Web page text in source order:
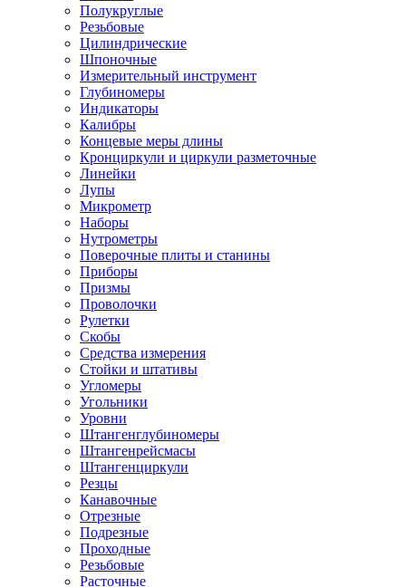
Полукруглые
Резьбовые
Цилиндрические
Шпоночные
Измерительный инструмент
Глубиномеры
Индикаторы
Калибры
Концевые меры длины
Кронциркули и циркули разметочные
Линейки
Лупы
Микрометр
Наборы
Нутрометры
Поверочные плиты и станины
Приборы
Призмы
Проволочки
Рулетки
Скобы
Средства измерения
Стойки и штативы
Угломеры
Угольники
Уровни
Штангенглубиномеры
Штангенрейсмасы
Штангенциркули
Резцы
Канавочные
Отрезные
Подрезные
Проходные
Резьбовые
Расточные